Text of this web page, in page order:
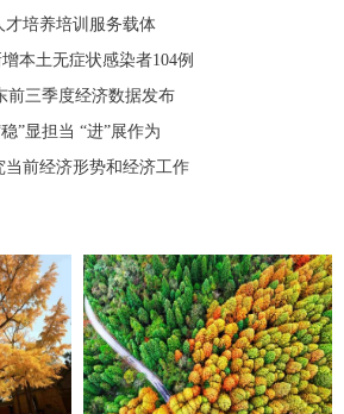
才培养培训服务载体
本土无症状感染者104例
前三季度经济数据发布
”显担当 “进”展作为
前经济形势和经济工作